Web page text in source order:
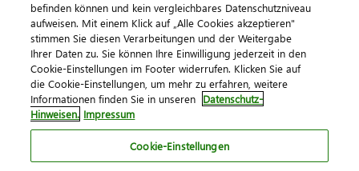
© 2026 DATEV eG
ImpressumDatenschutzAGB Kontakt
Cookie-Einstellungen
befinden können und kein vergleichbares Datenschutzniveau
aufweisen. Mit einem Klick auf „Alle Cookies akzeptieren"
stimmen Sie diesen Verarbeitungen und der Weitergabe
Ihrer Daten zu. Sie können Ihre Einwilligung jederzeit in den
Cookie-Einstellungen im Footer widerrufen. Klicken Sie auf
die Cookie-Einstellungen, um mehr zu erfahren, weitere
Informationen finden Sie in unseren Datenschutz-
Hinweisen. Impressum
Cookie-Einstellungen